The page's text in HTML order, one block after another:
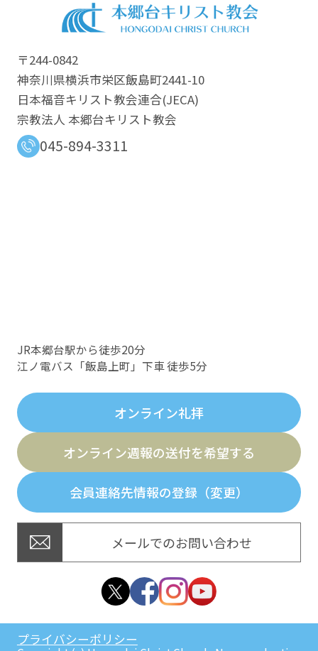
〒244-0842
神奈川県横浜市栄区飯島町2441-10
日本福音キリスト教会連合​(JECA)
宗教法人 本郷台キリスト教会
045-894-3311
JR本郷台駅から徒歩20分
江ノ電バス「飯島上町」下車 徒歩5分
オンライン礼拝
オンライン週報の送付を希望する
会員連絡先情報の登録（変更）
メールでのお問い合わせ
プライバシーポリシー